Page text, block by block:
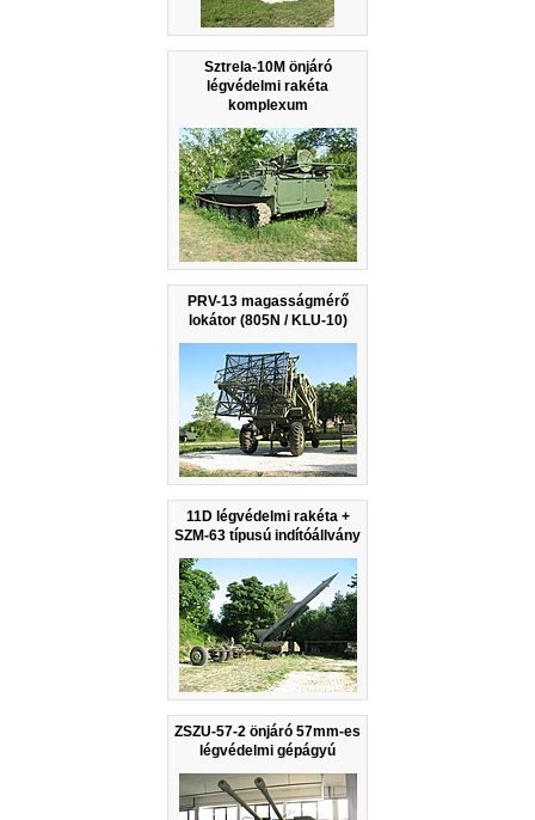
Sztrela-10M önjáró
légvédelmi rakéta
komplexum
PRV-13 magasságmérő
lokátor (805N / KLU-10)
11D légvédelmi rakéta +
SZM-63 típusú indítóállvány
ZSZU-57-2 önjáró 57mm-es
légvédelmi gépágyú